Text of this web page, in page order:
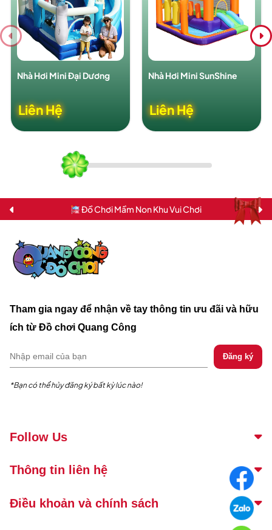
Nhà Hơi Mini Đại Dương
Liên Hệ
Nhà Hơi Mini SunShine
Liên Hệ
Đồ Chơi Mầm Non Khu Vui Chơi
Tham gia ngay để nhận về tay thông tin ưu đãi và hữu
ích từ Đồ chơi Quang Công
*Bạn có thể hủy đăng ký bất kỳ lúc nào!
Follow Us
Thông tin liên hệ
Điều khoản và chính sách